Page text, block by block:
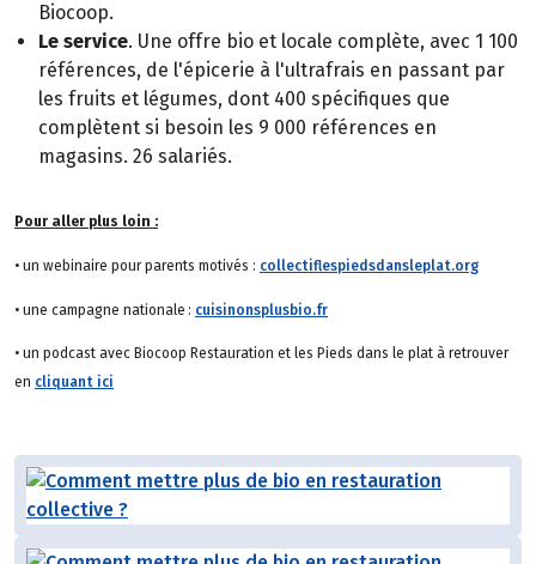
Biocoop.
Le service. Une offre bio et locale complète, avec 1 100
références, de l'épicerie à l'ultrafrais en passant par
les fruits et légumes, dont 400 spécifiques que
complètent si besoin les 9 000 références en
magasins. 26 salariés.
Pour aller plus loin :
• un webinaire pour parents motivés : collectiflespiedsdansleplat.org
• une campagne nationale : cuisinonsplusbio.fr
• un podcast avec Biocoop Restauration et les Pieds dans le plat à retrouver
en cliquant ici